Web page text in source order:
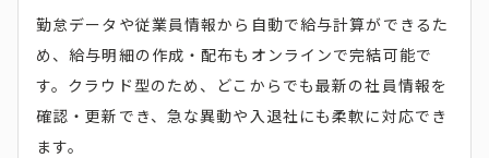
勤怠データや従業員情報から自動で給与計算ができるた
め、給与明細の作成・配布もオンラインで完結可能で
す。クラウド型のため、どこからでも最新の社員情報を
確認・更新でき、急な異動や入退社にも柔軟に対応でき
ます。